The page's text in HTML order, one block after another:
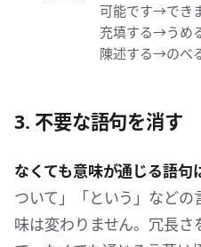
可能です→でき
充填する→うめ
陳述する→のべ
3. 不要な語句を消す
なくても意味が通じる語句
ついて」「という」など
味は変わりません。冗長